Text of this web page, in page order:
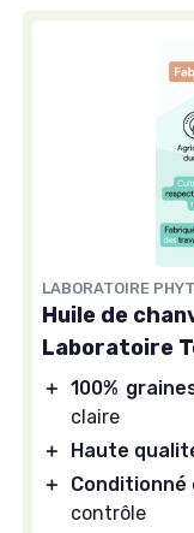
LABORATOIRE
Huile de
Laboratoire
＋ 100%
claire
＋
Haute
＋
Conditionné
contrôle